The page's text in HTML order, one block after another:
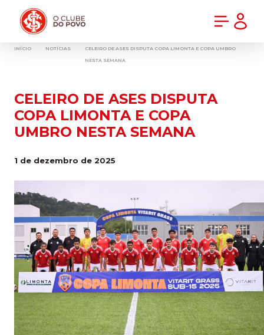
INÍCIO NOTÍCIAS
CELEIRO DE ASES DISPUTA COPA LIMONTA E COPA UMBRO
NESTA SEMANA
CELEIRO DE ASES DISPUTA
COPA LIMONTA E COPA
UMBRO NESTA SEMANA
1 de dezembro de 2025